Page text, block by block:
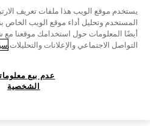
يستخدم موقع الويب هذا ملفات تعريف
المستخدم وتحليل أداء موقع الويب الخاص
أيضًا المعلومات حول استخدامك موقعنا
التواصل الاجتماعي والإعلانات والتحليلات.
عدم بيع
الشخصية